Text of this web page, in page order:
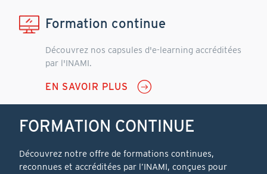
Formation continue
Découvrez nos capsules d'e-learning accréditées
par l'INAMI.
EN SAVOIR PLUS
Contents
FORMATION CONTINUE
Découvrez notre offre de formations continues,
reconnues et accréditées par l’INAMI, conçues pour